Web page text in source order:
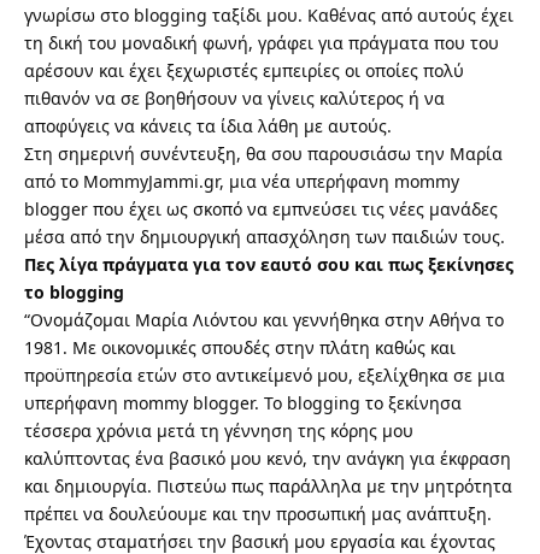
γνωρίσω στο blogging ταξίδι μου. Καθένας από αυτούς έχει
τη δική του μοναδική φωνή, γράφει για πράγματα που του
αρέσουν και έχει ξεχωριστές εμπειρίες οι οποίες πολύ
πιθανόν να σε βοηθήσουν να γίνεις καλύτερος ή να
αποφύγεις να κάνεις τα ίδια λάθη με αυτούς.
Στη σημερινή συνέντευξη, θα σου παρουσιάσω την Μαρία
από το MommyJammi.gr, μια νέα υπερήφανη mommy
blogger που έχει ως σκοπό να εμπνεύσει τις νέες μανάδες
μέσα από την δημιουργική απασχόληση των παιδιών τους.
Πες λίγα πράγματα για τον εαυτό σου και πως ξεκίνησες
το blogging
“Ονομάζομαι Μαρία Λιόντου και γεννήθηκα στην Αθήνα το
1981. Με οικονομικές σπουδές στην πλάτη καθώς και
προϋπηρεσία ετών στο αντικείμενό μου, εξελίχθηκα σε μια
υπερήφανη mommy blogger. Το blogging το ξεκίνησα
τέσσερα χρόνια μετά τη γέννηση της κόρης μου
καλύπτοντας ένα βασικό μου κενό, την ανάγκη για έκφραση
και δημιουργία. Πιστεύω πως παράλληλα με την μητρότητα
πρέπει να δουλεύουμε και την προσωπική μας ανάπτυξη.
Έχοντας σταματήσει την βασική μου εργασία και έχοντας